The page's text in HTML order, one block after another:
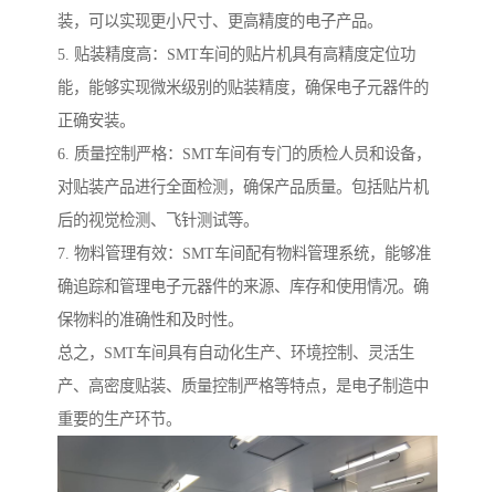
装，可以实现更小尺寸、更高精度的电子产品。
5. 贴装精度高：SMT车间的贴片机具有高精度定位功
能，能够实现微米级别的贴装精度，确保电子元器件的
正确安装。
6. 质量控制严格：SMT车间有专门的质检人员和设备，
对贴装产品进行全面检测，确保产品质量。包括贴片机
后的视觉检测、飞针测试等。
7. 物料管理有效：SMT车间配有物料管理系统，能够准
确追踪和管理电子元器件的来源、库存和使用情况。确
保物料的准确性和及时性。
总之，SMT车间具有自动化生产、环境控制、灵活生
产、高密度贴装、质量控制严格等特点，是电子制造中
重要的生产环节。